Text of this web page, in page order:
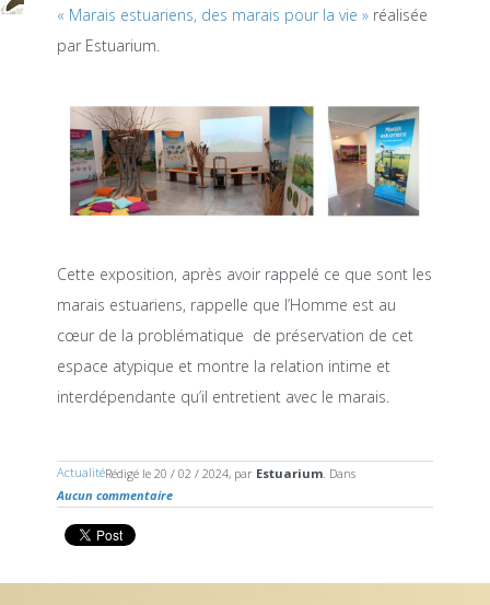
« Marais estuariens, des marais pour la vie » réalisée
par Estuarium.
Cette exposition, après avoir rappelé ce que sont les
marais estuariens, rappelle que l’Homme est au
cœur de la problématique de préservation de cet
espace atypique et montre la relation intime et
interdépendante qu’il entretient avec le marais.
Rédigé le 20 / 02 / 2024, par Estuarium . Dans
Actualité
Aucun commentaire